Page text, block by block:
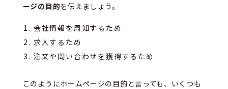
ージの目的を伝えましょう。
会社情報を周知するため
求人するため
注文や問い合わせを獲得するため
このようにホームページの目的と言っても、いくつも